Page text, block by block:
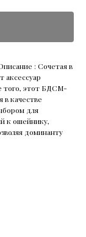
: Сочетая в
аксессуар
того, этот БДСМ-
в качестве
для
к ошейнику,
доминанту